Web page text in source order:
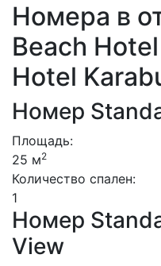
Номера в
Beach
Hotel
Номер
Площадь:
25 м2
Количество спален:
1
Номер
View